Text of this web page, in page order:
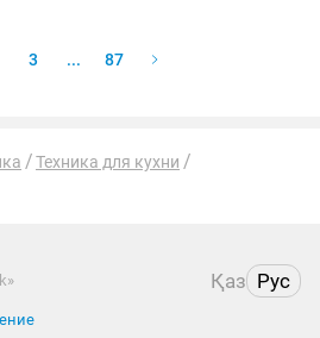
3 ... 87
Техника для кухни
Қаз Рус